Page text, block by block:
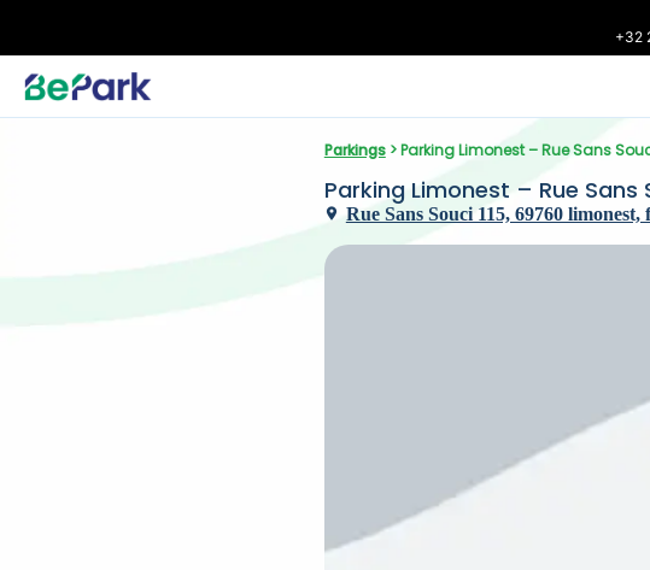
+32
Parkings > Parking Limonest – Rue Sans
Parking Limonest – Rue Sans
Rue Sans Souci 115, 69760 limonest,